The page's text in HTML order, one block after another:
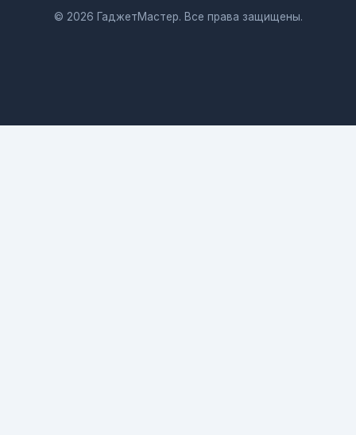
© 2026 ГаджетМастер. Все права защищены.